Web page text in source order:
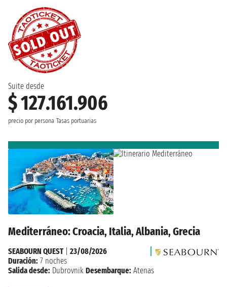
Suite desde
$ 127.161.906
precio por persona Tasas portuarias
Mediterráneo: Croacia, Italia, Albania, Grecia
SEABOURN QUEST| 23/08/2026
Duración: 7 noches
Salida desde: Dubrovnik Desembarque: Atenas